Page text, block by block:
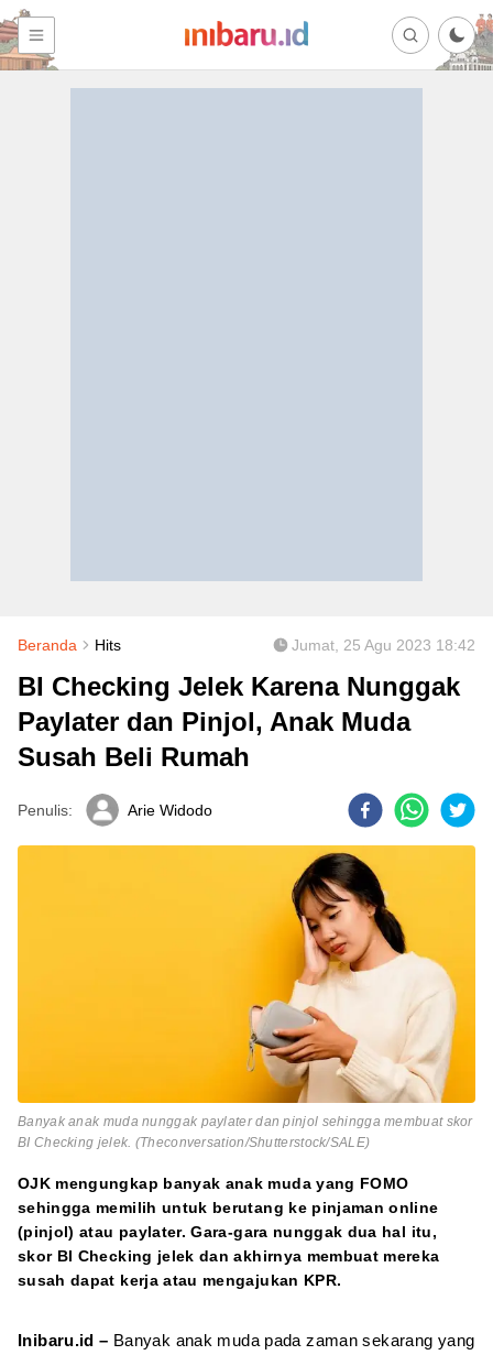
Beranda Hits Jumat, 25 Agu 2023 18:42
BI Checking Jelek Karena Nunggak
Paylater dan Pinjol, Anak Muda
Susah Beli Rumah
Penulis: Arie Widodo
Banyak anak muda nunggak paylater dan pinjol sehingga membuat skor
BI Checking jelek. (Theconversation/Shutterstock/SALE)
OJK mengungkap banyak anak muda yang FOMO
sehingga memilih untuk berutang ke pinjaman online
(pinjol) atau paylater. Gara-gara nunggak dua hal itu,
skor BI Checking jelek dan akhirnya membuat mereka
susah dapat kerja atau mengajukan KPR.
Inibaru.id – Banyak anak muda pada zaman sekarang yang